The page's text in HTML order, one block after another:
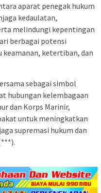
aparat penegak hukum
kedaulatan,
melindungi kepentingan
berbagai potensi
keamanan, ketertiban, dan
sebagai simbol
hubungan kelembagaan
dan Korps Marinir,
untuk meningkatkan
supremasi hukum dan